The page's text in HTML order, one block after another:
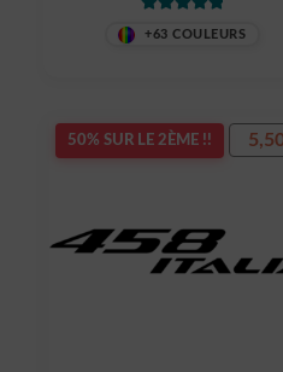
+63 COULEURS
50% SUR LE 2ÈME !!